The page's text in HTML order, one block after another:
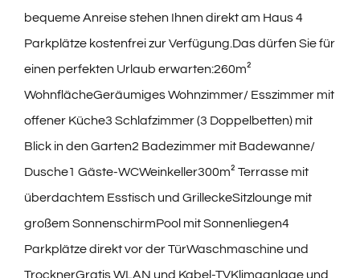
bequeme Anreise stehen Ihnen direkt am Haus 4
Parkplätze kostenfrei zur Verfügung.Das dürfen Sie für
einen perfekten Urlaub erwarten:260m²
WohnflächeGeräumiges Wohnzimmer/ Esszimmer mit
offener Küche3 Schlafzimmer (3 Doppelbetten) mit
Blick in den Garten2 Badezimmer mit Badewanne/
Dusche1 Gäste-WCWeinkeller300m² Terrasse mit
überdachtem Esstisch und GrilleckeSitzlounge mit
großem SonnenschirmPool mit Sonnenliegen4
Parkplätze direkt vor der TürWaschmaschine und
TrocknerGratis WLAN und Kabel-TVKlimaanlage und